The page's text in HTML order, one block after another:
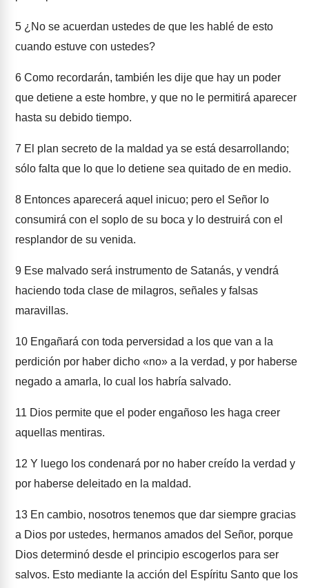
5 ¿No se acuerdan ustedes de que les hablé de esto
cuando estuve con ustedes?
6 Como recordarán, también les dije que hay un poder
que detiene a este hombre, y que no le permitirá aparecer
hasta su debido tiempo.
7 El plan secreto de la maldad ya se está desarrollando;
sólo falta que lo que lo detiene sea quitado de en medio.
8 Entonces aparecerá aquel inicuo; pero el Señor lo
consumirá con el soplo de su boca y lo destruirá con el
resplandor de su venida.
9 Ese malvado será instrumento de Satanás, y vendrá
haciendo toda clase de milagros, señales y falsas
maravillas.
10 Engañará con toda perversidad a los que van a la
perdición por haber dicho «no» a la verdad, y por haberse
negado a amarla, lo cual los habría salvado.
11 Dios permite que el poder engañoso les haga creer
aquellas mentiras.
12 Y luego los condenará por no haber creído la verdad y
por haberse deleitado en la maldad.
13 En cambio, nosotros tenemos que dar siempre gracias
a Dios por ustedes, hermanos amados del Señor, porque
Dios determinó desde el principio escogerlos para ser
salvos. Esto mediante la acción del Espíritu Santo que los